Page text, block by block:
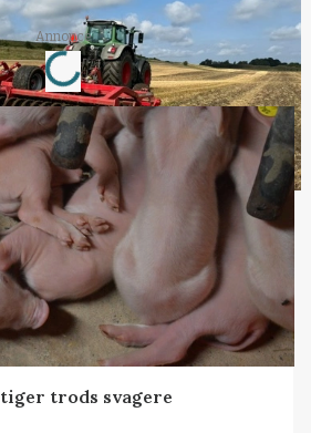
Annonce
Loading...
trods svagere